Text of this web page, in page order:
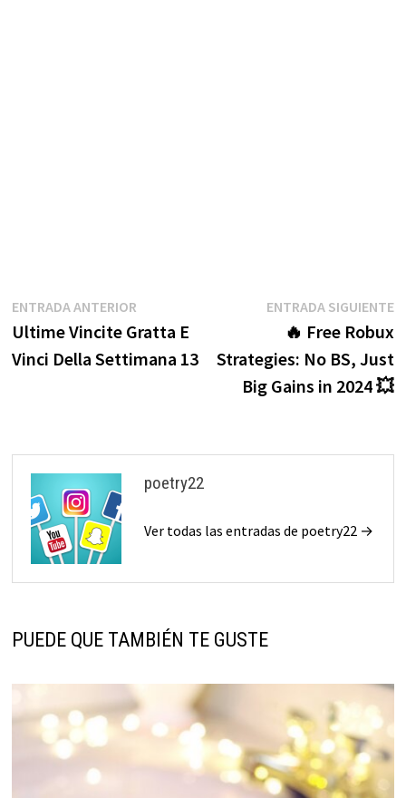
Navegación
de
ENTRADA ANTERIOREntrada
anterior:
Ultime Vincite Gratta E
Vinci Della Settimana 13
ENTRADA SIGUIENTE
🔥 Free Robux
Strategies: No BS, Just
Big Gains in 2024 💥
poetry22
Ver todas las entradas de poetry22 →
PUEDE QUE TAMBIÉN TE GUSTE